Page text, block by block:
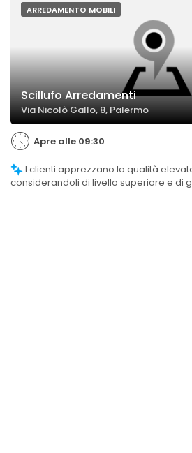
ARREDAMENTO MOBILI
Scillufo Arredamenti
Via Nicolò Gallo, 8, Palermo
Apre alle 09:30
considerandoli di livello superiore e di